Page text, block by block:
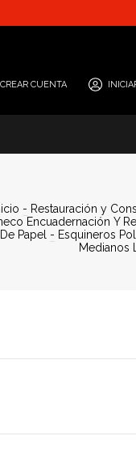
CREAR CUENTA
- Restauración y
Encuadernación Y
De Papel - Esquineros
Medianos